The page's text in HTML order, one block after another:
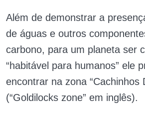
Além de demonstrar a
de águas e outros
carbono, para um planeta ser
“habitável para humanos” ele
encontrar na zona “Cachinhos
(“Goldilocks zone” em inglês).